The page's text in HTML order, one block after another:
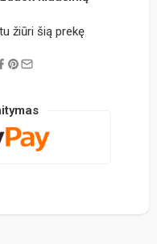
žiūri šią prekę